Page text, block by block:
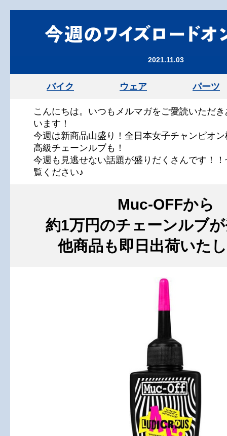
2021.11.03
バイク ウェア パーツ
こんにちは。いつもメルマガをご愛読いただ
います！
今週は新商品山盛り！全日本女子チャンピオ
高級チェーンルブも！
今週も見逃せない話題が盛りだくさんです！
覧ください♪
Muc-OFFから
約1万円のチェーンルブ
他商品も即日出荷いた